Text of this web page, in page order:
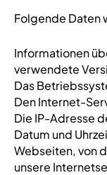
Folgende Daten
Informationen
verwendete
Das
Den Internet-
Die IP-Adresse
Datum und
Webseiten, von
unsere